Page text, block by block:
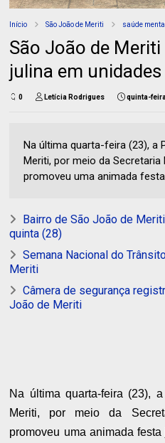
Início São João de Meriti saúde mental
São João de
julina em
0 Letícia Rodrigues quinta-
Na última quarta-feira (23), a
Meriti, por meio da Secretaria
promoveu uma animada festa
Bairro de São João de
quinta (28)
Semana Nacional do
Meriti
Câmera de segurança
João de Meriti
Na última quarta-feira (23),
Meriti, por meio da
promoveu uma animada